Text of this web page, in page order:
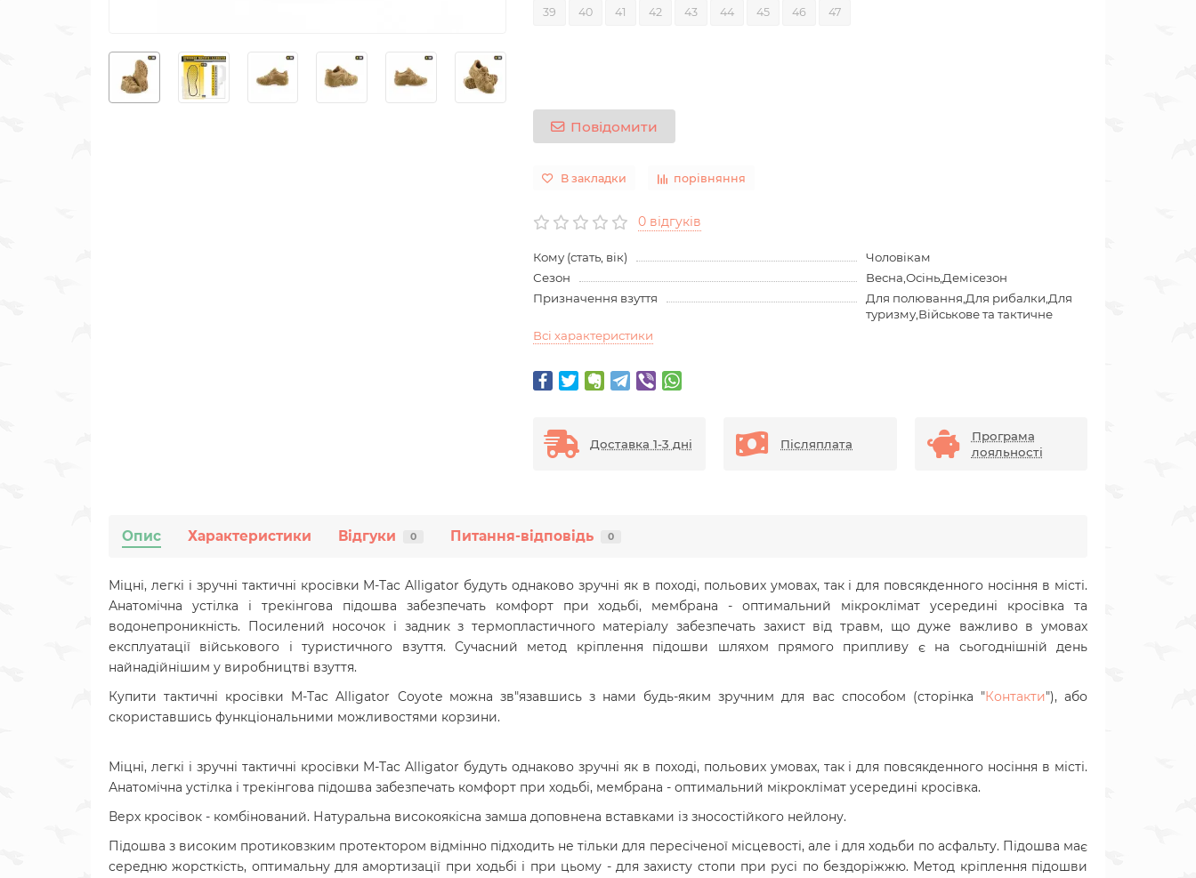
39 40 41 42 43 44 45 46 47
Повідомити
В закладки порівняння
0 відгуків
Кому (стать, вік)
Чоловікам
Сезон
Весна,Осінь,Демісезон
Призначення взуття
Для полювання,Для рибалки,Для
туризму,Військове та тактичне
Всі характеристики
Доставка 1-3 дні Післяплата
Програма
лояльності
Опис Характеристики Відгуки 0 Питання-відповідь 0
Міцні, легкі і зручні тактичні кросівки M-Tac Alligator будуть однаково зручні як в поході, польових умовах, так і для повсякденного носіння в місті.
Анатомічна устілка і трекінгова підошва забезпечать комфорт при ходьбі, мембрана - оптимальний мікроклімат усередині кросівка та
водонепроникність. Посилений носочок і задник з термопластичного матеріалу забезпечать захист від травм, що дуже важливо в умовах
експлуатації військового і туристичного взуття. Сучасний метод кріплення підошви шляхом прямого припливу є на сьогоднішній день
найнадійнішим у виробництві взуття.
Купити тактичні кросівки M-Tac Alligator Coyote можна зв"язавшись з нами будь-яким зручним для вас способом (сторінка "Контакти"), або
скориставшись функціональними можливостями корзини.
Міцні, легкі і зручні тактичні кросівки M-Tac Alligator будуть однаково зручні як в поході, польових умовах, так і для повсякденного носіння в місті.
Анатомічна устілка і трекінгова підошва забезпечать комфорт при ходьбі, мембрана - оптимальний мікроклімат усередині кросівка.
Верх кросівок - комбінований. Натуральна високоякісна замша доповнена вставками із зносостійкого нейлону.
Підошва з високим протиковзким протектором відмінно підходить не тільки для пересіченої місцевості, але і для ходьби по асфальту. Підошва має
середню жорсткість, оптимальну для амортизації при ходьбі і при цьому - для захисту стопи при русі по бездоріжжю. Метод кріплення підошви